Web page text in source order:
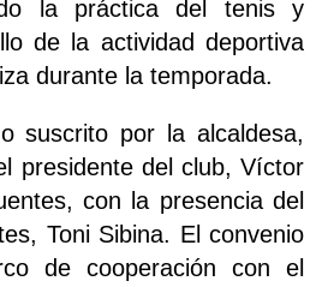
la práctica del tenis y
de la actividad deportiva
durante la temporada.
suscrito por la alcaldesa,
presidente del club, Víctor
con la presencia del
Toni Sibina. El convenio
de cooperación con el